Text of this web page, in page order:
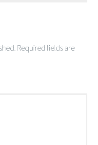
Required fields are